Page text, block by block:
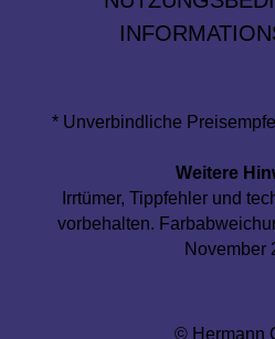
* Unverbindliche
Weitere
Irrtümer, Tippfehler und
vorbehalten.
November
© Hermann